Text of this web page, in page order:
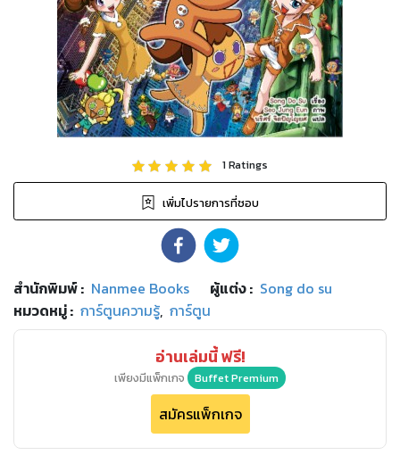
1Ratings
เพิ่มไปรายการที่ชอบ
สำนักพิมพ์: Nanmee Books ผู้แต่ง : Song do su
หมวดหมู่: การ์ตูนความรู้, การ์ตูน
อ่านเล่มนี้ ฟรี!
เพียงมีแพ็กเกจ Buffet Premium
สมัครแพ็กเกจ